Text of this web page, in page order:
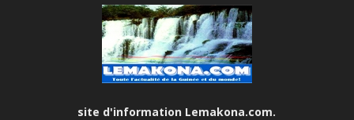
site d'information Lemakona.com.